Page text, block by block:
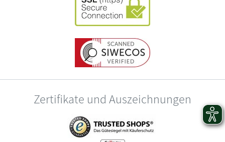
Zertifikate und Auszeichnungen